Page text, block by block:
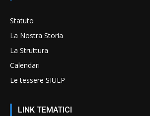
Statuto
La Nostra Storia
La Struttura
Calendari
Le tessere SIULP
LINK TEMATICI